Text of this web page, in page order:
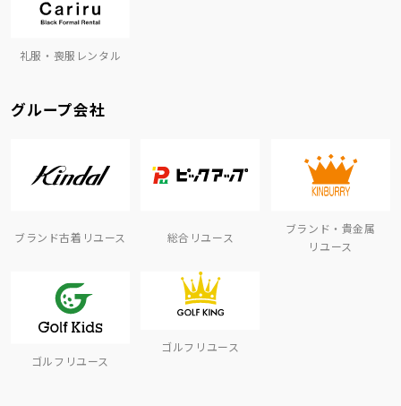
礼服・喪服レンタル
グループ会社
ブランド古着リユース 総合リユース
ブランド・貴金属
リユース
ゴルフリユース
ゴルフリユース